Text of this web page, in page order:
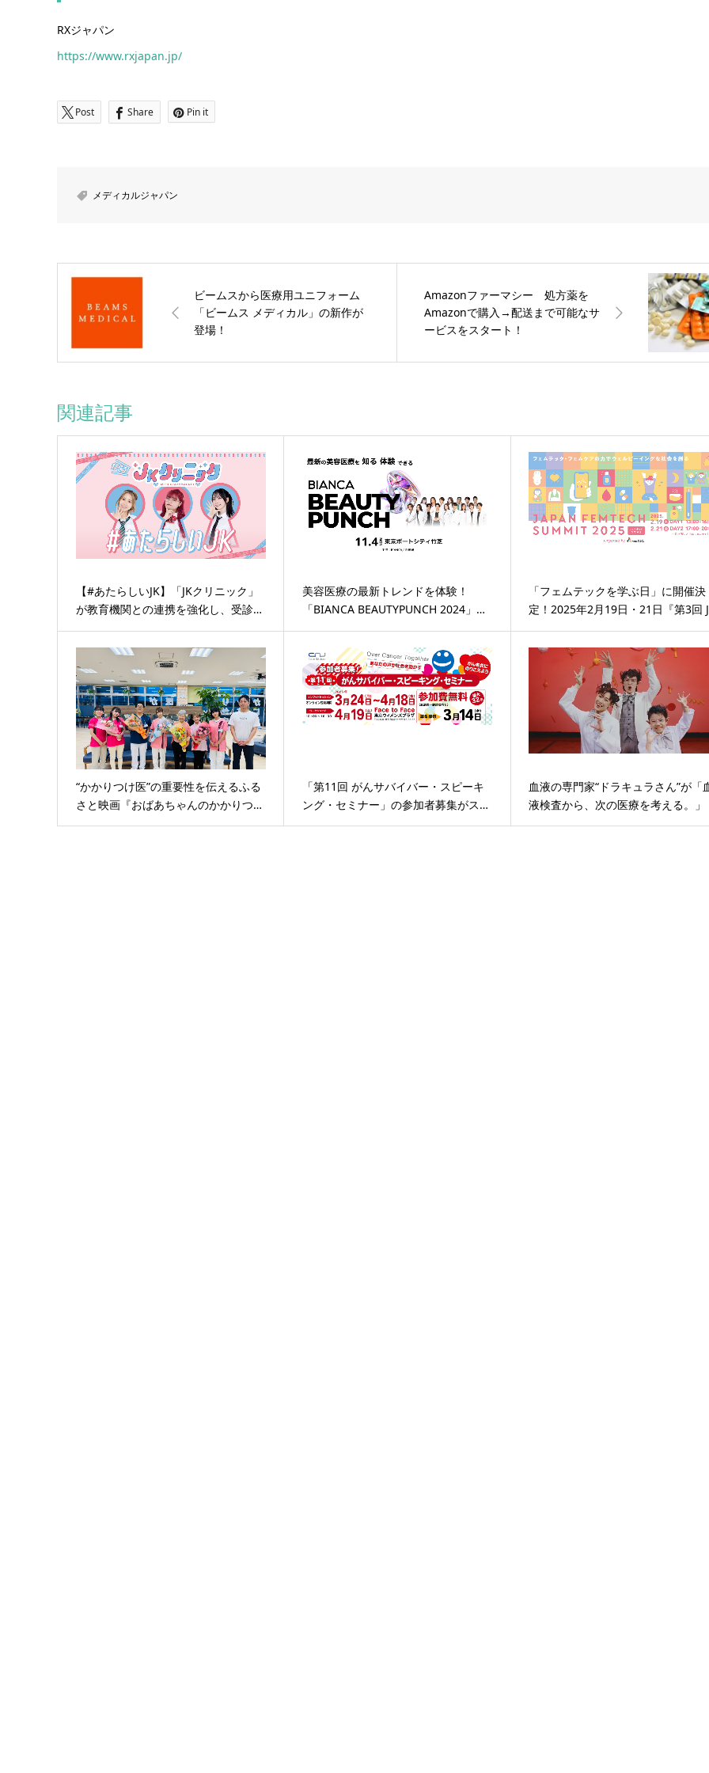
RXジャパン
https://www.rxjapan.jp/
Post Share Pin it
メディカルジャパン
ビームスから医療用ユニフォーム
「ビームス メディカル」の新作が
登場！
Amazonファーマシー 処方薬を
Amazonで購入→配送まで可能なサ
ービスをスタート！
関連記事
【#あたらしいJK】「JKクリニック」
が教育機関との連携を強化し、受診…
美容医療の最新トレンドを体験！
「BIANCA BEAUTYPUNCH 2024」…
「フェムテックを学ぶ日」に開催決
定！2025年2月19日・21日『第3回
“かかりつけ医”の重要性を伝えるふる
さと映画『おばあちゃんのかかりつ…
「第11回 がんサバイバー・スピーキ
ング・セミナー」の参加者募集がス…
血液の専門家“ドラキュラさん”が「
液検査から、次の医療を考える。」